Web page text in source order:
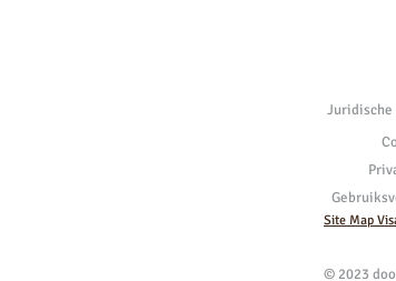
Juridische
Site Map
© 2023